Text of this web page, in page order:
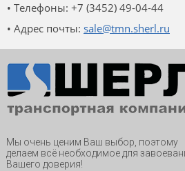
• Телефоны: +7 (3452) 49-04-44
• Адрес почты: sale@tmn.sherl.ru
Мы очень ценим Ваш выбор, поэтому
делаем всё необходимое для
Вашего доверия!